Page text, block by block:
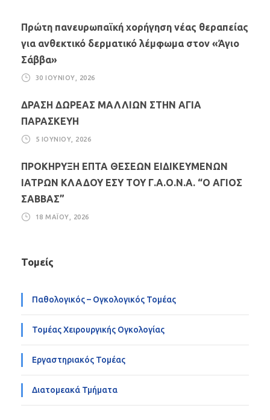
Πρώτη πανευρωπαϊκή χορήγηση νέας θεραπείας
για ανθεκτικό δερματικό λέμφωμα στον «Άγιο
Σάββα»
30 ΙΟΥΝΊΟΥ, 2026
ΔΡΑΣΗ ΔΩΡΕΑΣ ΜΑΛΛΙΩΝ ΣΤΗΝ ΑΓΙΑ
ΠΑΡΑΣΚΕΥΗ
5 ΙΟΥΝΊΟΥ, 2026
ΠΡΟΚΗΡΥΞΗ ΕΠΤΑ ΘΕΣΕΩΝ ΕΙΔΙΚΕΥΜΕΝΩΝ
ΙΑΤΡΩΝ ΚΛΑΔΟΥ ΕΣΥ ΤΟΥ Γ.Α.Ο.Ν.Α. “Ο ΑΓΙΟΣ
ΣΑΒΒΑΣ”
18 ΜΑΪ́ΟΥ, 2026
Τομείς
Παθολογικός – Ογκολογικός Τομέας
Τομέας Χειρουργικής Ογκολογίας
Εργαστηριακός Τομέας
Διατομεακά Τμήματα